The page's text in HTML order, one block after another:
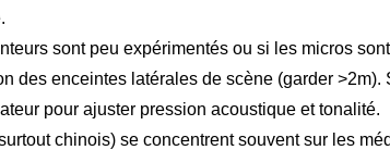
sont peu expérimentés ou si les micros
enceintes latérales de scène (garder >2m).
pour ajuster pression acoustique et tonalité.
chinois) se concentrent souvent sur les